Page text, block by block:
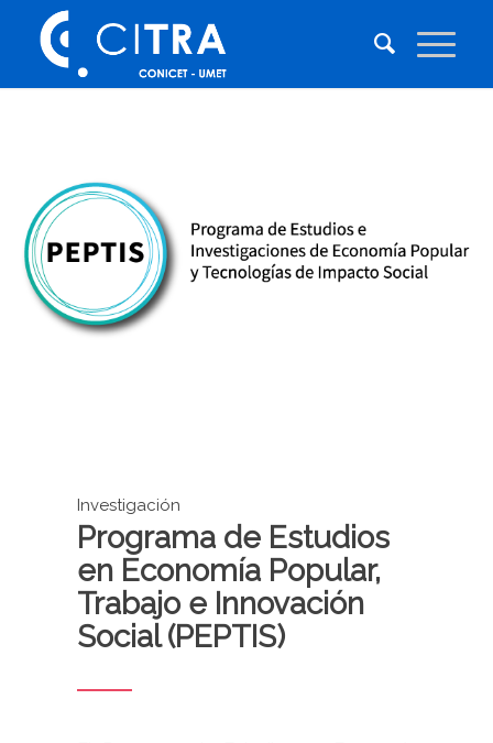
Investigación
Programa de Estudios
en Economía Popular,
Trabajo e Innovación
Social (PEPTIS)